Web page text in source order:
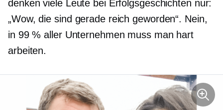
denken viele Leute bei Erfolgsgeschichten nur:
„Wow, die sind gerade reich geworden“. Nein,
in 99 % aller Unternehmen muss man hart
arbeiten.